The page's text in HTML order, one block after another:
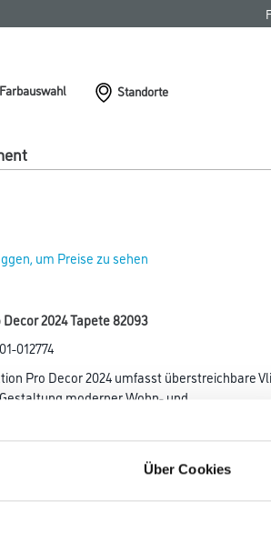
Über Cookies
Farbauswahl
Standorte
um Preise zu sehen
2024 Tapete 82093
012774
Pro Decor 2024 umfasst überstreichbare
moderner Wohn- und